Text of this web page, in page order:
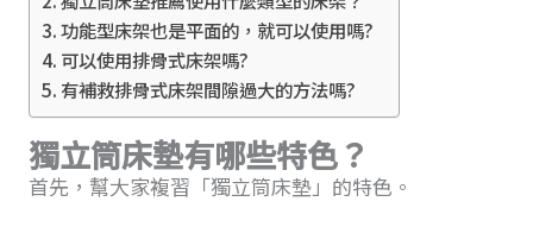
功能型床架也是平面的，就可以使用嗎?
可以使用排骨式床架嗎?
有補救排骨式床架間隙過大的方法嗎?
獨立筒床墊有哪些特色？
首先，幫大家複習「獨立筒床墊」的特色。